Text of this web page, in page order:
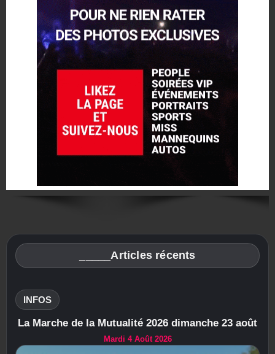
_____Articles récents
INFOS
La Marche de la Mutualité 2026 dimanche 23 août
Mardi 4 Août 2026